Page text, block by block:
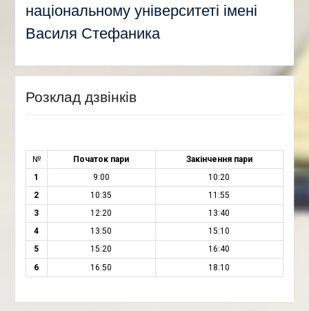
національному університеті імені
Василя Стефаника
Розклад дзвінків
№ Початок пари
Закінчення пари
1
9:00
10:20
2
10:35
11:55
3
12:20
13:40
4
13:50
15:10
5
15:20
16:40
6
16:50 18:10